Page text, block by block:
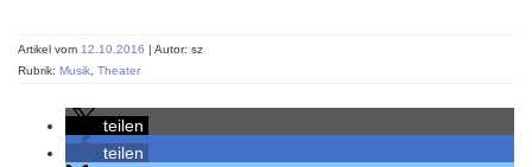
Artikel vom 12.10.2016 | Autor: sz
Rubrik: Musik Theater
teilen
teilen